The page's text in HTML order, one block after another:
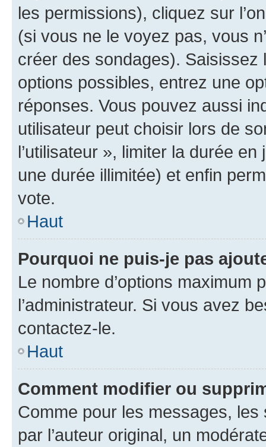
les permissions), cliquez sur
(si vous ne le voyez pas, vous
créer des sondages).
options possibles, entrez une
réponses. Vous pouvez aussi
utilisateur peut choisir lors de
l’utilisateur », limiter la durée
une durée illimitée) et enfin
vote.
Haut
Pourquoi ne puis-je pas
Le nombre d’options maximum
l’administrateur. Si vous avez
contactez-le.
Haut
Comment modifier ou
Comme pour les messages,
par l’auteur original, un